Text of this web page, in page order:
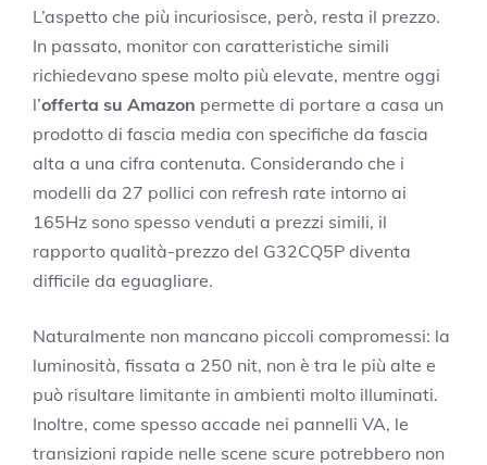
L’aspetto che più incuriosisce, però, resta il prezzo.
In passato, monitor con caratteristiche simili
richiedevano spese molto più elevate, mentre oggi
l’offerta su Amazon permette di portare a casa un
prodotto di fascia media con specifiche da fascia
alta a una cifra contenuta. Considerando che i
modelli da 27 pollici con refresh rate intorno ai
165Hz sono spesso venduti a prezzi simili, il
rapporto qualità-prezzo del G32CQ5P diventa
difficile da eguagliare.
Naturalmente non mancano piccoli compromessi: la
luminosità, fissata a 250 nit, non è tra le più alte e
può risultare limitante in ambienti molto illuminati.
Inoltre, come spesso accade nei pannelli VA, le
transizioni rapide nelle scene scure potrebbero non